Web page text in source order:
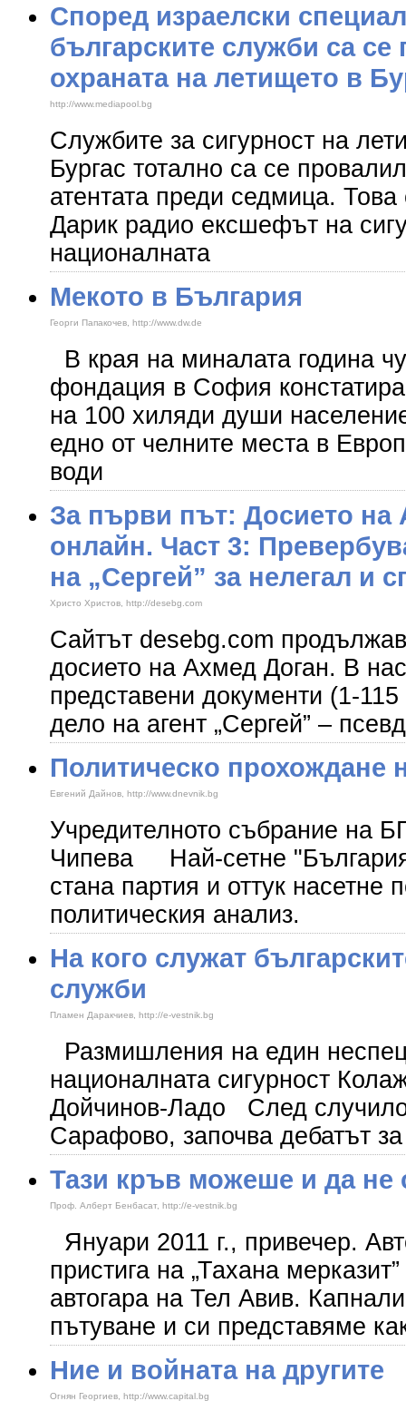
Според израелски
българските служби са
охраната на летището в
http://www.mediapool.bg
Службите за сигурност на
Бургас тотално са се
атентата преди седмица.
Дарик радио ексшефът на
националната
Мекото в България
Георги Папакочев, http://www.dw.de
В края на миналата година
фондация в София
на 100 хиляди души
едно от челните места в
води
За първи път: Досието на
онлайн. Част 3:
на „Сергей” за нелегал и
Христо Христов, http://desebg.com
Сайтът desebg.com
досието на Ахмед Доган. В
представени документи (1-
дело на агент „Сергей” –
Политическо прохождане
Евгений Дайнов, http://www.dnevnik.bg
Учредителното събрание на
Чипева Най-сетне
стана партия и оттук насетне
политическия анализ.
На кого служат
служби
Пламен Даракчиев, http://e-vestnik.bg
Размишления на един
националната сигурност
Дойчинов-Ладо След
Сарафово, започва дебатът
Тази кръв можеше и да не
Проф. Алберт Бенбасат, http://e-vestnik.bg
Януари 2011 г., привечер.
пристига на „Тахана
автогара на Тел Авив.
пътуване и си представяме
Ние и войната на другите
Огнян Георгиев, http://www.capital.bg